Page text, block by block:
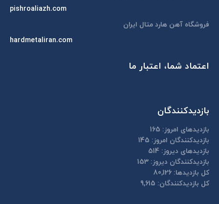
pishroaliazh.com
فروشگاه آهن هارد متال ایران
hardmetaliran.com
اعتماد شما، اعتبار ما
بازدیدکنندگان
بازدیدهای امروز: 165
بازدیدکنندگان امروز: 145
بازدیدهای دیروز: 514
بازدیدکنندگان دیروز: 153
کل بازدیدها: 80,126
کل بازدیدکنند‌گان: 9,615